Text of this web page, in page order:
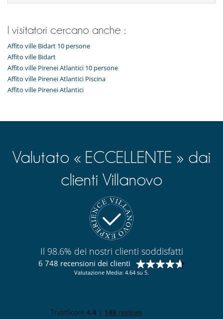
Wifi, accesso a internet 4G
I visitatori cercano anche :
Affito ville Bidart 10 persone
Affito ville Bidart
Affito ville Pirenei Atlantici 10 persone
Affito ville Pirenei Atlantici Piscina
Affito ville Pirenei Atlantici
Valutato « ECCELLENTE » dai
clienti Villanovo
Il 98.6% dei nostri clienti soddisfatti
6 748 recensioni dei clienti
Valutazione Media: 4.64 su 5.